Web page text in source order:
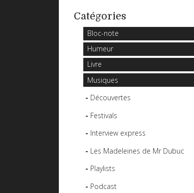
Catégories
Bloc-note
Humeur
Livre
Musiques
Découvertes
Festivals
Interview express
Les Madeleines de Mr Dubuc
Playlists
Podcast